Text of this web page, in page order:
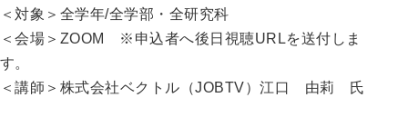
＜対象＞全学年/全学部・全研究科
＜会場＞ZOOM ※申込者へ後日視聴URLを送付しま
す。
＜講師＞株式会社ベクトル（JOBTV）江口 由莉 氏